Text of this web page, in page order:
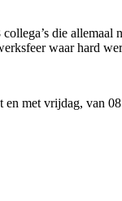
die
waar hard
met vrijdag, van